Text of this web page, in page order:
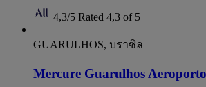
4,3/5 Rated 4,3 of 5
GUARULHOS, บราซิล
Mercure Guarulhos Aeroporto